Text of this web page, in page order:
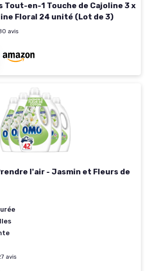
Tout-en-1 Touche de Cajoline 3 x
Floral 24 unité (Lot de 3)
avis
l'air - Jasmin et Fleurs de
avis